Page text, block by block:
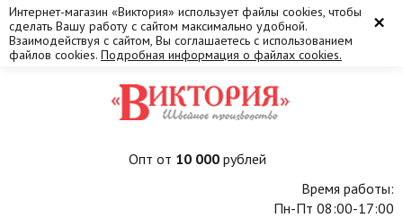
×
Интернет-магазин «Виктория» использует файлы cookies, чтобы
сделать Вашу работу с сайтом максимально удобной.
Взаимодействуя с сайтом, Вы соглашаетесь с использованием
файлов cookies. Подробная информация о файлах cookies.
Опт от 10 000рублей
Время работы:
Пн-Пт 08:00-17:00